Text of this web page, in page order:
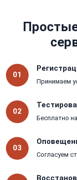
01
Принимаем
02
Бесплатно
03
Согласуем